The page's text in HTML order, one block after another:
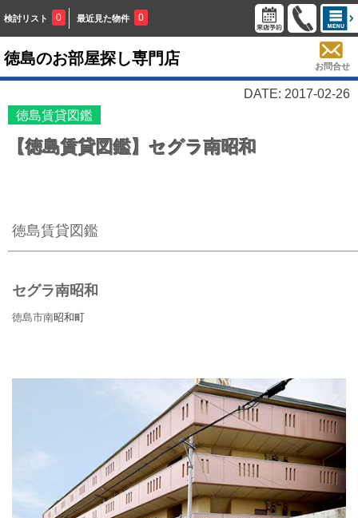
検討リスト 0 最近見た物件 0
徳島のお部屋探し専門店 お問合せ
DATE: 2017-02-26
徳島賃貸図鑑
【徳島賃貸図鑑】セグラ南昭和
徳島賃貸図鑑
セグラ南昭和
徳島市南昭和町